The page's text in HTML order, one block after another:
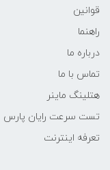
قوانین
راهنما
درباره ما
تماس با ما
هتلینگ ماینر
تست سرعت رایان پارس
تعرفه اینترنت